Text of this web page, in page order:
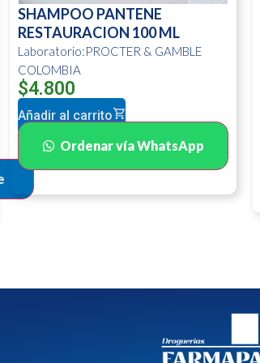
SHAMPOO PANTENE
RESTAURACION 100 ML
Laboratorio:PROCTER & GAMBLE
COLOMBIA
$4.800
Añadir al carrito
Ordenar vía WhatsApp